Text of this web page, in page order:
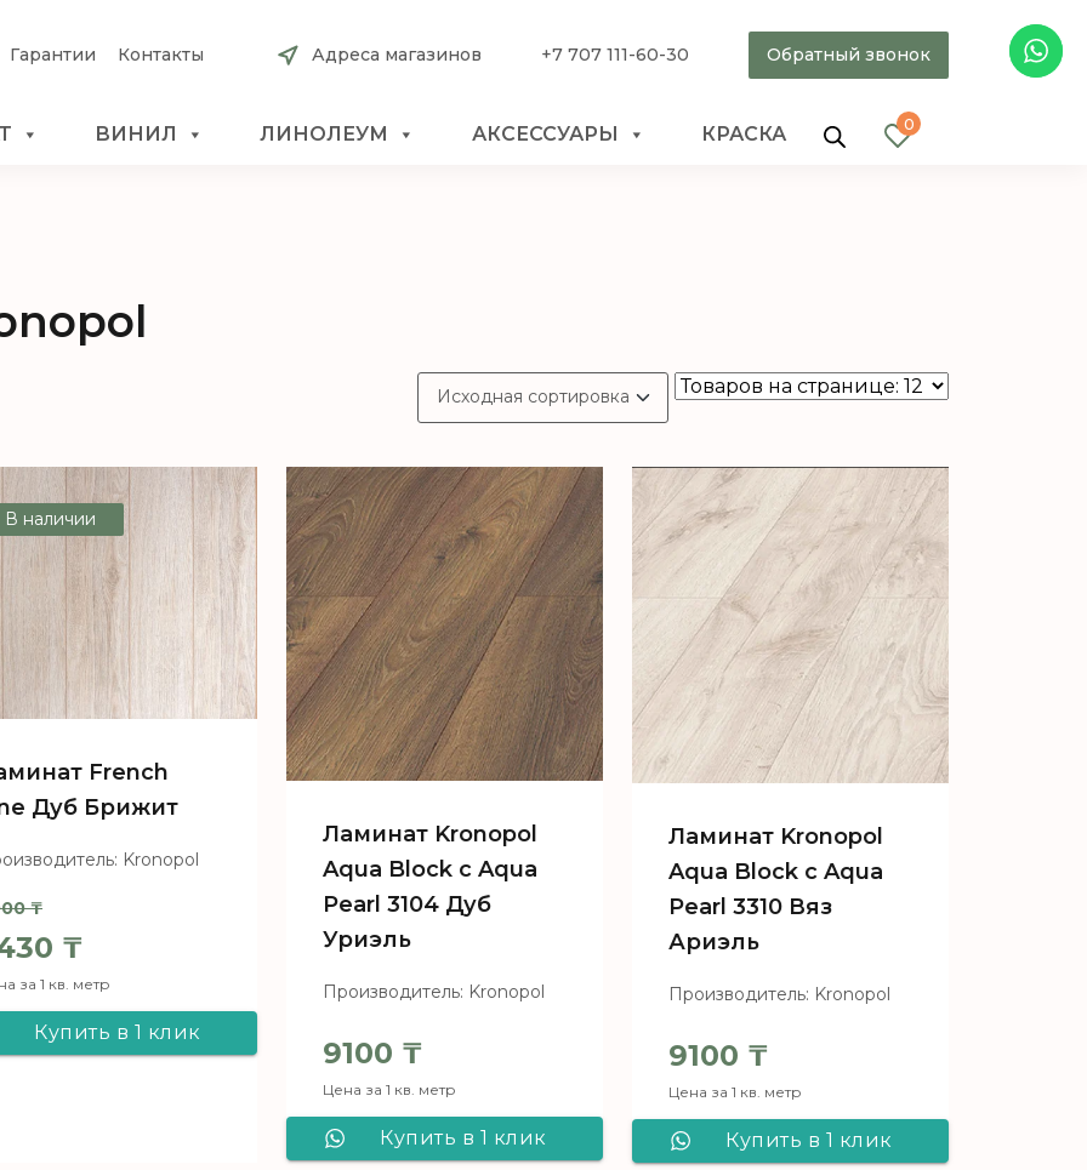
Гарантии Контакты Адреса магазинов +7 707 111-60-30 Обратный звонок
ВИНИЛ ЛИНОЛЕУМ АКСЕССУАРЫ КРАСКА 0
В наличии
French
Дуб Брижит
Kronopol
₸
цена составляла 8000 ₸.
₸
цена: 6430 ₸.
за 1 кв. метр
Купить в 1 клик
Ламинат Kronopol
Aqua Block c Aqua
Pearl 3104 Дуб
Уриэль
Производитель: Kronopol
9100 ₸
Цена за 1 кв. метр
Купить в 1 клик
Ламинат Kronopol
Aqua Block c Aqua
Pearl 3310 Вяз
Ариэль
Производитель: Kronopol
9100 ₸
Цена за 1 кв. метр
Купить в 1 клик